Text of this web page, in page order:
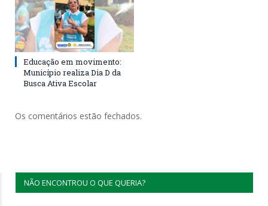
Educação em movimento:
Município realiza Dia D da
Busca Ativa Escolar
Os comentários estão fechados.
NÃO ENCONTROU O QUE QUERIA?